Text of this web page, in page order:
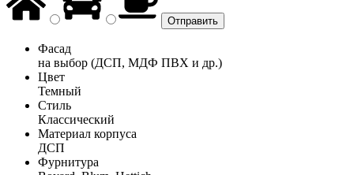
Фасад
на выбор (ДСП, МДФ ПВХ и др.)
Цвет
Темный
Стиль
Классический
Материал корпуса
ДСП
Фурнитура